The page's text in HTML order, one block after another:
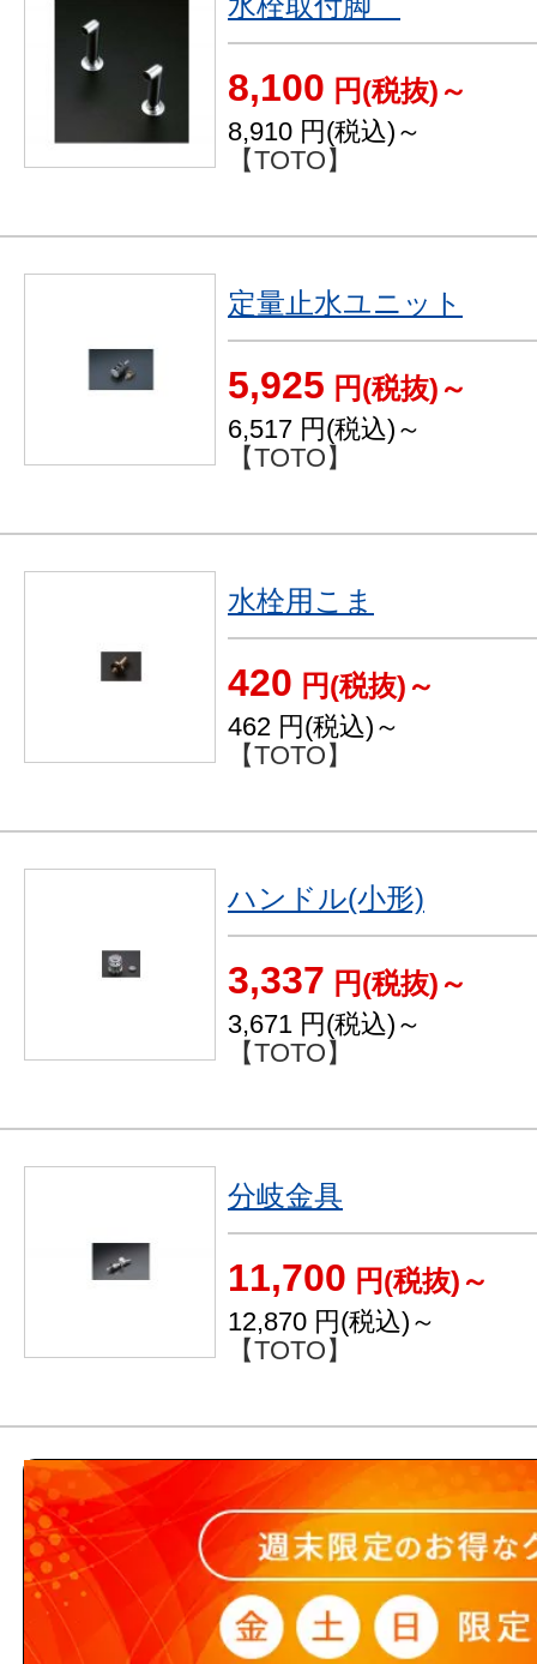
8,100 円(税抜)～
8,910 円(税込)～
【TOTO】
定量止水ユニット
5,925 円(税抜)～
6,517 円(税込)～
【TOTO】
水栓用こま
420 円(税抜)～
462 円(税込)～
【TOTO】
ハンドル(小形)
3,337 円(税抜)～
3,671 円(税込)～
【TOTO】
分岐金具
11,700 円(税抜)～
12,870 円(税込)～
【TOTO】
自在スパウト
3,863 円(税抜)～
4,249 円(税込)～
【TOTO】